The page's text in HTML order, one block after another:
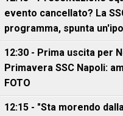
evento cancellato? La
programma, spunta
12:30 - Prima uscita per
Primavera SSC Napoli:
FOTO
12:15 - "Sta morendo